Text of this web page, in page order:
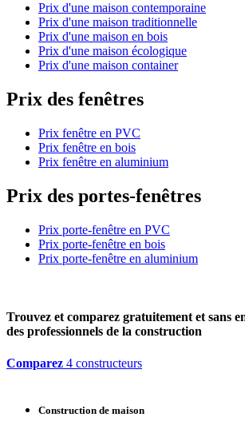
Prix d'une maison contemporaine
Prix d'une maison traditionnelle
Prix d'une maison en bois
Prix d'une maison écologique
Prix d'une maison container
Prix des fenêtres
Prix fenêtre en PVC
Prix fenêtre en bois
Prix fenêtre en aluminium
Prix des portes-fenêtres
Prix porte-fenêtre en PVC
Prix porte-fenêtre en bois
Prix porte-fenêtre en aluminium
Trouvez et comparez gratuitement et sans
des professionnels de la construction
Comparez 4 constructeurs
Construction de maison